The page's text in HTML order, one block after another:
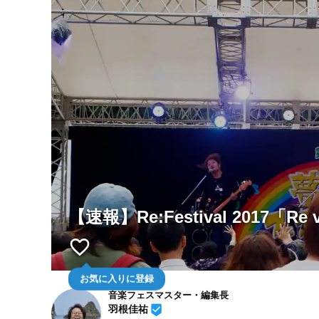
【速報】Re:Festival 2017「
favorite_border
お気に入りに登録
音楽フェスマスター・編集長
羽根佳祐 beenhere